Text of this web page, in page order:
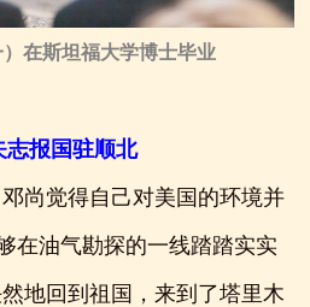
在斯坦福大学博士毕业
志报国驻顺北
觉得自己对美国的环境并
在油气勘探的一线踏踏实实
地回到祖国，来到了塔里木